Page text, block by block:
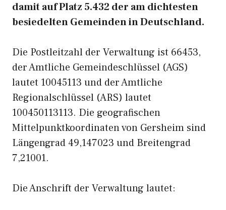
damit auf Platz 5.432 der am dichtesten
besiedelten Gemeinden in Deutschland.
Die Postleitzahl der Verwaltung ist 66453,
der Amtliche Gemeindeschlüssel (AGS)
lautet 10045113 und der Amtliche
Regionalschlüssel (ARS) lautet
100450113113. Die geografischen
Mittelpunktkoordinaten von Gersheim sind
Längengrad 49,147023 und Breitengrad
7,21001.
Die Anschrift der Verwaltung lautet: